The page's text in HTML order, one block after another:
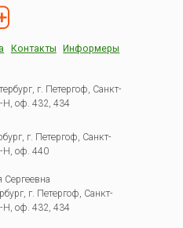
Контакты Информеры
г. Петергоф, Санкт-
Н, оф. 432, 434
г. Петергоф, Санкт-
Н, оф. 440
г. Петергоф, Санкт-
Н, оф. 432, 434